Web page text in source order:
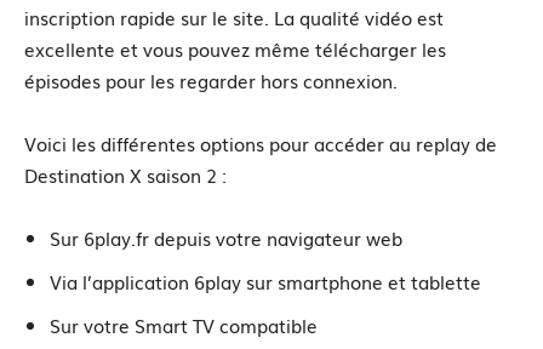
inscription rapide sur le site. La qualité vidéo est
excellente et vous pouvez même télécharger les
épisodes pour les regarder hors connexion.
Voici les différentes options pour accéder au replay de
Destination X saison 2 :
Sur 6play.fr depuis votre navigateur web
Via l’application 6play sur smartphone et tablette
Sur votre Smart TV compatible